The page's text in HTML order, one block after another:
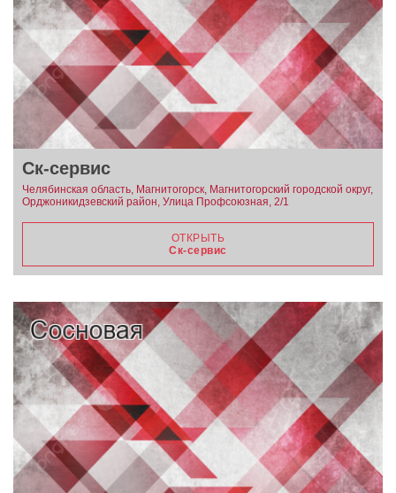
Ск-сервис
Челябинская область, Магнитогорск, Магнитогорский городской округ,
Орджоникидзевский район, Улица Профсоюзная, 2/1
ОТКРЫТЬ
Ск-сервис